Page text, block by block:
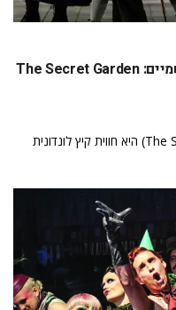
תאטרון אנגלי איכותי תחת כיפת השמיים: The Secret Garden
ההצגה ״סוד הגן הנעלם״ (The Secret Garden) היא חווית קיץ לונדונית